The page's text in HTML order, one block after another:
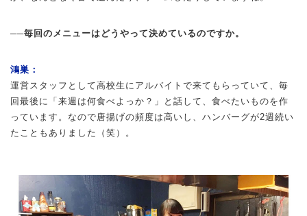
──毎回のメニューはどうやって決めているのですか。
鴻巣：
運営スタッフとして高校生にアルバイトで来てもらっていて、毎
回最後に「来週は何食べよっか？」と話して、食べたいものを作
っています。なので唐揚げの頻度は高いし、ハンバーグが2週続い
たこともありました（笑）。